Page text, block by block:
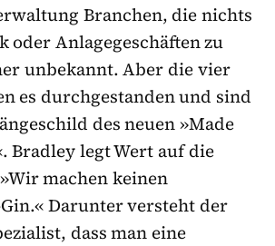
Branchen, die nichts
oder Anlagegeschäften zu
unbekannt. Aber die vier
es durchgestanden und sind
des neuen »Made
Bradley legt Wert auf die
machen keinen
Darunter versteht der
dass man eine